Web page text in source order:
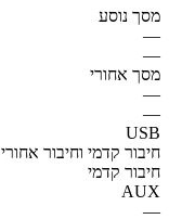
מסך נוסע
—
—
מסך אחורי
—
—
USB
חיבור קדמי וחיבור אחורי
חיבור קדמי
AUX
—